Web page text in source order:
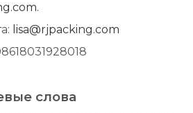
lisa@rjpacking.com
слова